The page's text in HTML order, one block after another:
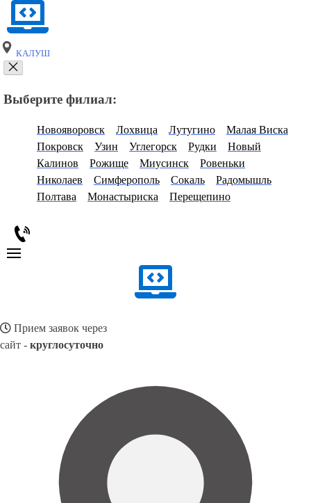
КАЛУШ
Выберите филиал:
Новояворовск Лохвица Лутугино
Малая Виска
Покровск
Узин Углегорск Рудки
Новый
Калинов
Рожище Миусинск
Ровеньки
Николаев
Симферополь Сокаль
Радомышль
Полтава
Монастыриска Перещепино
Прием заявок через
сайт - круглосуточно